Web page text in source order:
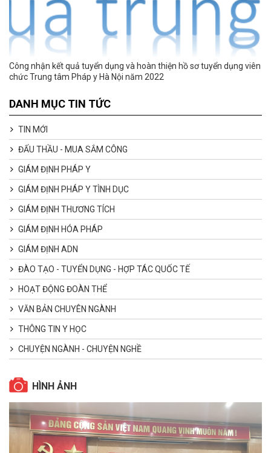
Thông báo tuyển lao động hợp đồng năm 2023
DANH MỤC TIN TỨC
TIN MỚI
ĐẤU THẦU - MUA SẮM CÔNG
GIÁM ĐỊNH PHÁP Y
GIÁM ĐỊNH PHÁP Y TÌNH DỤC
GIÁM ĐỊNH THƯƠNG TÍCH
GIÁM ĐỊNH HÓA PHÁP
GIÁM ĐỊNH ADN
ĐÀO TẠO - TUYỂN DỤNG - HỢP TÁC QUỐC TẾ
HOẠT ĐỘNG ĐOÀN THỂ
VĂN BẢN CHUYÊN NGÀNH
THÔNG TIN Y HỌC
CHUYỆN NGÀNH - CHUYỆN NGHỀ
HÌNH ẢNH